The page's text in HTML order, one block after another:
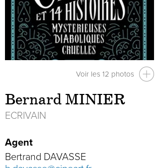
Voir les 12 photos
Bernard MINIER
ECRIVAIN
Agent
Bertrand DAVASSE